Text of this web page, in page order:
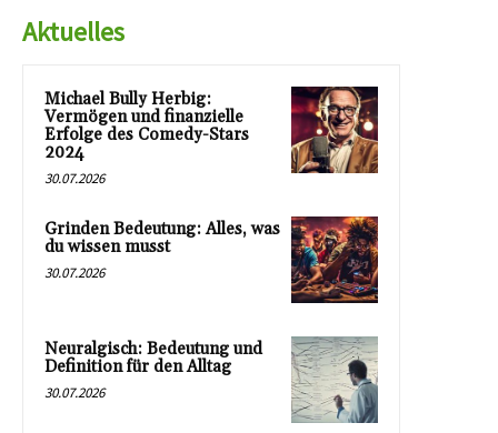
Aktuelles
Michael Bully Herbig:
Vermögen und finanzielle
Erfolge des Comedy-Stars
2024
30.07.2026
Grinden Bedeutung: Alles, was
du wissen musst
30.07.2026
Neuralgisch: Bedeutung und
Definition für den Alltag
30.07.2026